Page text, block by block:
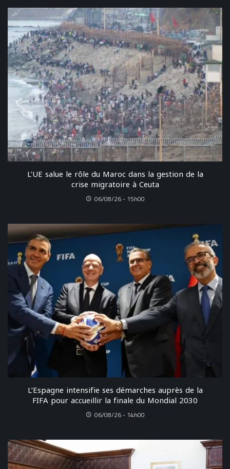
L’UE salue le rôle du Maroc dans la gestion de la
crise migratoire à Ceuta
06/08/26 - 15h00
L’Espagne intensifie ses démarches auprès de la
FIFA pour accueillir la finale du Mondial 2030
06/08/26 - 14h00